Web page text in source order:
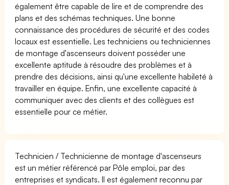
également être capable de lire et de comprendre des
plans et des schémas techniques. Une bonne
connaissance des procédures de sécurité et des codes
locaux est essentielle. Les techniciens ou techniciennes
de montage d'ascenseurs doivent posséder une
excellente aptitude à résoudre des problèmes et à
prendre des décisions, ainsi qu'une excellente habileté à
travailler en équipe. Enfin, une excellente capacité à
communiquer avec des clients et des collègues est
essentielle pour ce métier.
Technicien / Technicienne de montage d'ascenseurs
est un métier référencé par Pôle emploi, par des
entreprises et syndicats. Il est également reconnu par